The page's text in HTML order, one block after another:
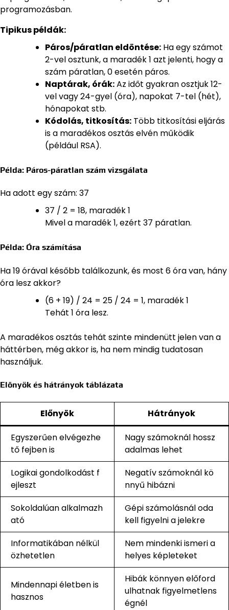
programozásban.
Tipikus példák:
Páros/páratlan eldöntése: Ha egy számot
2-vel osztunk, a maradék 1 azt jelenti, hogy a
szám páratlan, 0 esetén páros.
Naptárak, órák:Az időt gyakran osztjuk 12-
vel vagy 24-gyel (óra), napokat 7-tel (hét),
hónapokat stb.
Kódolás, titkosítás: Több titkosítási eljárás
is a maradékos osztás elvén működik
(például RSA).
Példa: Páros-páratlan szám vizsgálata
Ha adott egy szám: 37
37 / 2 = 18, maradék 1
Mivel a maradék 1, ezért 37 páratlan.
Példa: Óra számítása
Ha 19 órával később találkozunk, és most 6 óra van, hány
óra lesz akkor?
(6 + 19) / 24 = 25 / 24 = 1, maradék 1
Tehát 1 óra lesz.
A maradékos osztás tehát szinte mindenütt jelen van a
háttérben, még akkor is, ha nem mindig tudatosan
használjuk.
Előnyök és hátrányok táblázata
Előnyök Hátrányok
Egyszerűen elvégezhe
tő fejben is
Nagy számoknál hossz
adalmas lehet
Logikai gondolkodást f
ejleszt
Negatív számoknál kö
nnyű hibázni
Sokoldalúan alkalmazh
ató
Gépi számolásnál oda
kell figyelni a jelekre
Informatikában nélkül
özhetetlen
Nem mindenki ismeri a
helyes képleteket
Mindennapi életben is
hasznos
Hibák könnyen előford
ulhatnak figyelmetlens
égnél